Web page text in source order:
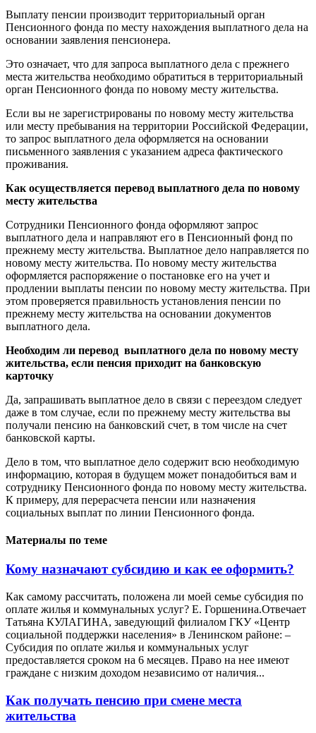
Выплату пенсии производит территориальный орган
Пенсионного фонда по месту нахождения выплатного дела на
основании заявления пенсионера.
Это означает, что для запроса выплатного дела с прежнего
места жительства необходимо обратиться в территориальный
орган Пенсионного фонда по новому месту жительства.
Если вы не зарегистрированы по новому месту жительства
или месту пребывания на территории Российской Федерации,
то запрос выплатного дела оформляется на основании
письменного заявления с указанием адреса фактического
проживания.
Как осуществляется перевод выплатного дела по новому
месту жительства
Сотрудники Пенсионного фонда оформляют запрос
выплатного дела и направляют его в Пенсионный фонд по
прежнему месту жительства. Выплатное дело направляется по
новому месту жительства. По новому месту жительства
оформляется распоряжение о постановке его на учет и
продлении выплаты пенсии по новому месту жительства. При
этом проверяется правильность установления пенсии по
прежнему месту жительства на основании документов
выплатного дела.
Необходим ли перевод выплатного дела по новому месту
жительства, если пенсия приходит на банковскую
карточку
Да, запрашивать выплатное дело в связи с переездом следует
даже в том случае, если по прежнему месту жительства вы
получали пенсию на банковский счет, в том числе на счет
банковской карты.
Дело в том, что выплатное дело содержит всю необходимую
информацию, которая в будущем может понадобиться вам и
сотруднику Пенсионного фонда по новому месту жительства.
К примеру, для перерасчета пенсии или назначения
социальных выплат по линии Пенсионного фонда.
Материалы по теме
Кому назначают субсидию и как ее оформить?
Как самому рассчитать, положена ли моей семье субсидия по
оплате жилья и коммунальных услуг? Е. Горшенина.Отвечает
Татьяна КУЛАГИНА, заведующий филиалом ГКУ «Центр
социальной поддержки населения» в Ленинском районе: –
Субсидия по оплате жилья и коммунальных услуг
предоставляется сроком на 6 месяцев. Право на нее имеют
граждане с низким доходом независимо от наличия...
Как получать пенсию при смене места
жительства